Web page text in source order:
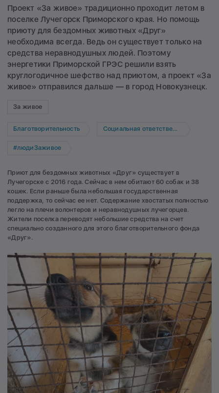
Проект «За живое» традиционно проходит летом в
поселке Лучегорск Приморского края. Но помощь
приюту для бездомных животных «Друг»
необходима всегда. Ведь он существует только на
средства неравнодушных людей. Поэтому
энергетики Приморской ГРЭС решили взять
круглогодичное шефство над приютом, а проект «За
живое» отправился дальше — в город Новокузнецк.
За живое
Благотворительность Социальная ответственность
#людиЗаживое
Приют для бездомных животных «Друг» существует в
Лучегорске с 2016 года. Сейчас в нем обитают 60 собак и 38
кошек. Если раньше была небольшая государственная
поддержка, то сейчас ее нет. Содержание хвостатых полностью
легло на плечи волонтеров и неравнодушных лучегорцев.
Жители поселка переводят небольшие средства на счет
специально созданного для этого благотворительного фонда
«Друг».